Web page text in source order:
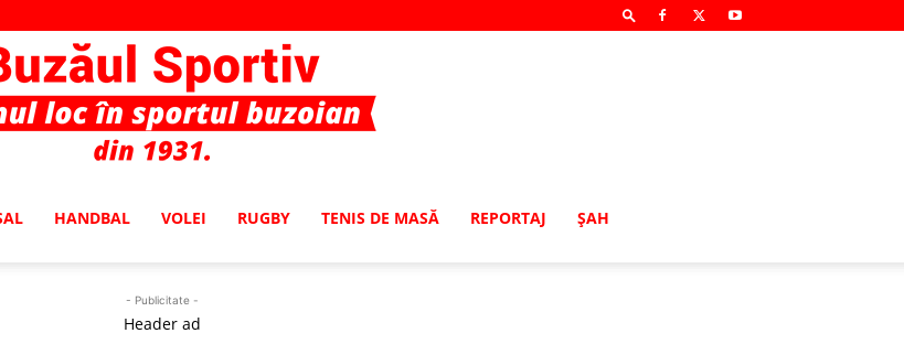
HANDBAL VOLEI RUGBY TENIS DE MASĂ REPORTAJ ŞAH
- Publicitate -
Header ad